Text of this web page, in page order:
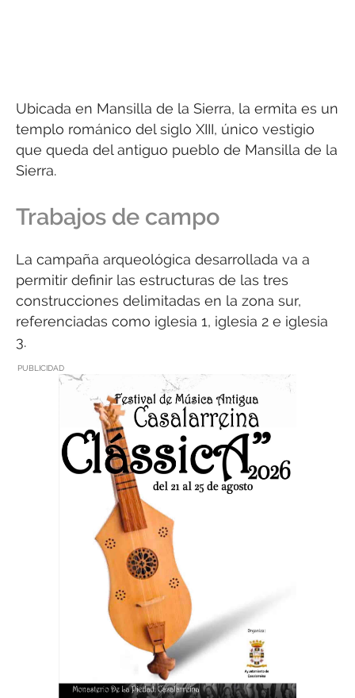
Ubicada en Mansilla de la Sierra, la ermita es un
templo románico del siglo XIII, único vestigio
que queda del antiguo pueblo de Mansilla de la
Sierra.
Trabajos de campo
La campaña arqueológica desarrollada va a
permitir definir las estructuras de las tres
construcciones delimitadas en la zona sur,
referenciadas como iglesia 1, iglesia 2 e iglesia
3.
PUBLICIDAD